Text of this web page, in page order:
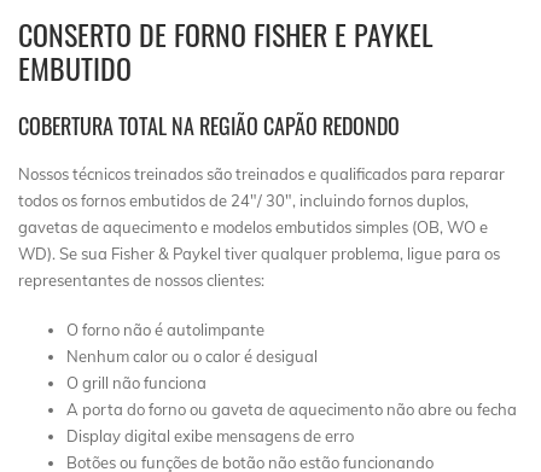
CONSERTO DE FORNO FISHER E PAYKEL
EMBUTIDO
COBERTURA TOTAL NA REGIÃO CAPÃO REDONDO
Nossos técnicos treinados são treinados e qualificados para reparar
todos os fornos embutidos de 24″/ 30″, incluindo fornos duplos,
gavetas de aquecimento e modelos embutidos simples (OB, WO e
WD). Se sua Fisher & Paykel tiver qualquer problema, ligue para os
representantes de nossos clientes:
O forno não é autolimpante
Nenhum calor ou o calor é desigual
O grill não funciona
A porta do forno ou gaveta de aquecimento não abre ou fecha
Display digital exibe mensagens de erro
Botões ou funções de botão não estão funcionando